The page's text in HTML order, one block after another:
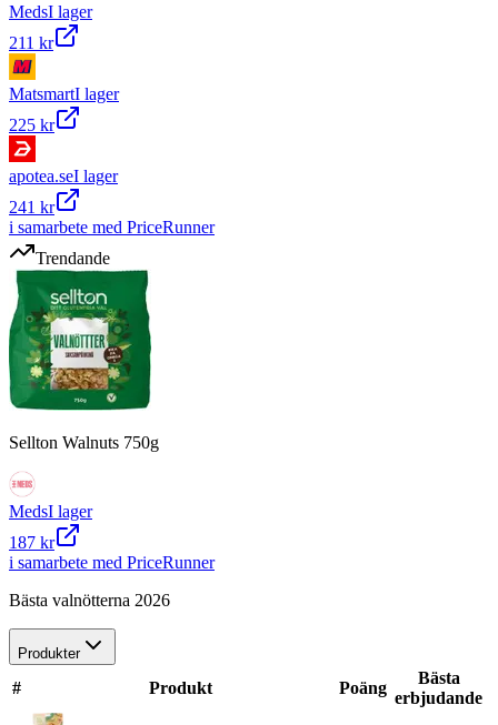
MedsI lager
211 kr
MatsmartI lager
225 kr
apotea.seI lager
241 kr
i samarbete med PriceRunner
Trendande
Sellton Walnuts 750g
MedsI lager
187 kr
i samarbete med PriceRunner
Bästa valnötterna 2026
Produkter
# Produkt Poäng
Bästa
erbjudande